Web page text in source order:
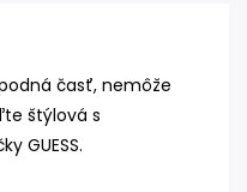
časť, nemôže
štýlová s
GUESS.